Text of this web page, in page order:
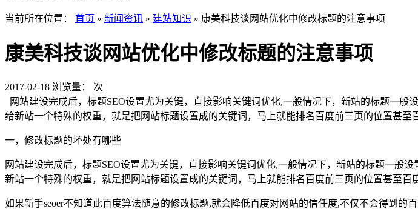
当前所在位置： 首页 » 新闻资讯 » 建站知识 » 康美科技谈网站优化中修改标题的注意事项
康美科技谈网站优化中修改标题的注意事项
2017-02-18 浏览量：
次
网站建设完成后，标题SEO设置尤为关键，直接影响关键词优化,一般情况下，新站的标题一
给新站一个特殊的权重，就是把网站标题设置成的关键词，马上就能排名百度前三页的位置甚至
一，修改标题的坏处有哪些
网站建设完成后，标题SEO设置尤为关键，直接影响关键词优化,一般情况下，新站的标题一般
新站一个特殊的权重，就是把网站标题设置成的关键词，马上就能排名百度前三页的位置甚至百
如果新手seoer不知道此百度算法随意的修改标题,就会降低百度对网站的信任度,不仅不会得到